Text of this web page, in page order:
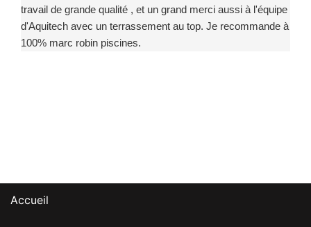
travail de grande qualité , et un grand merci aussi à l'équipe
d'Aquitech avec un terrassement au top. Je recommande à
100% marc robin piscines.
Accueil